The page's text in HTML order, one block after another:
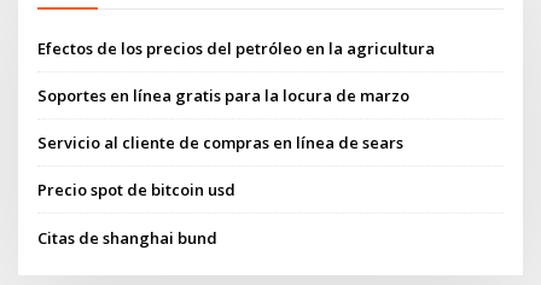
Efectos de los precios del petróleo en la agricultura
Soportes en línea gratis para la locura de marzo
Servicio al cliente de compras en línea de sears
Precio spot de bitcoin usd
Citas de shanghai bund